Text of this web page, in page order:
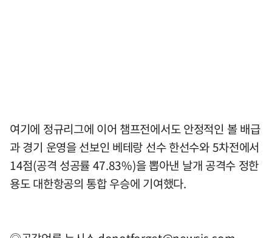
여기에 정규리그에 이어 챔프전에서도 안정적인 볼 배급
과 경기 운영을 선보인 베테랑 선수 한선수와 5차전에서
14점(공격 성공률 47.83%)을 뽑아낸 날개 공격수 정한
용도 대한항공의 통합 우승에 기여했다.